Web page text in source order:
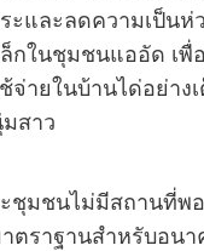
ะและลดความเป็นห่
กในชุมชนแออัด เพื่
จ่ายในบ้านได่อย่าง
สาว
ะชุมชนไม่มีสถานที่พ
ตราฐานสำหรับอน